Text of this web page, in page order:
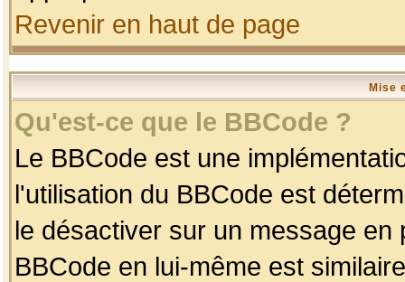
Revenir en haut de page
Mise
Qu'est-ce que le BBCode ?
Le BBCode est une
l'utilisation du BBCode est
le désactiver sur un message
BBCode en lui-même est